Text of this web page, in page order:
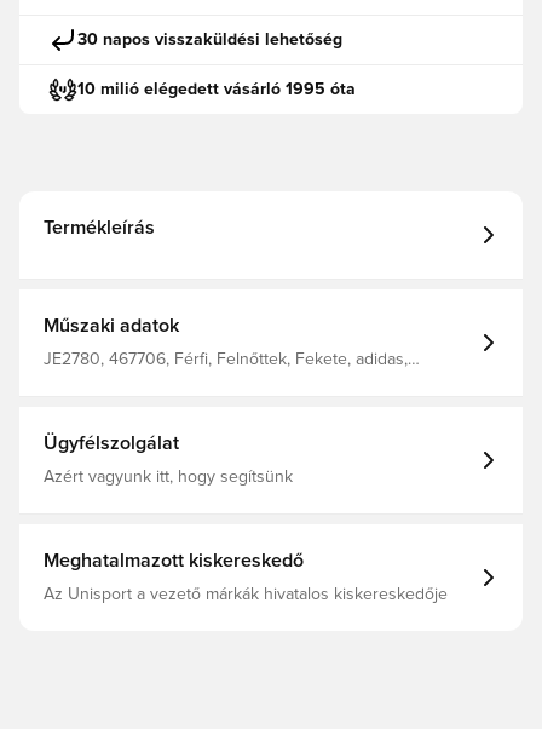
30 napos visszaküldési lehetőség
10 milió elégedett vásárló 1995 óta
Termékleírás
Műszaki adatok
JE2780, 467706, Férfi, Felnőttek, Fekete, adidas,
Ügyfélszolgálat
Azért vagyunk itt, hogy segítsünk
Meghatalmazott kiskereskedő
Az Unisport a vezető márkák hivatalos kiskereskedője